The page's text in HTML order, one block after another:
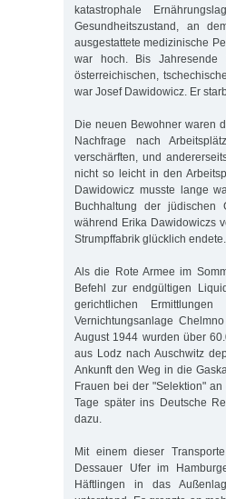
katastrophale
Gesundheitszustand, an
ausgestattete medizinische
war hoch. Bis Jahresende
österreichischen,
war Josef Dawidowicz. Er
Die neuen Bewohner waren
Nachfrage nach
verschärften, und
nicht so leicht in den
Dawidowicz musste lange
Buchhaltung der jüdischen
während Erika Dawidowiczs
Strumpffabrik glücklich endete.
Als die Rote Armee im
Befehl zur endgültigen
gerichtlichen
Vernichtungsanlage
August 1944 wurden über
aus Lodz nach Auschwitz
Ankunft den Weg in die
Frauen bei der "Selektion"
Tage später ins Deutsche
dazu.
Mit einem dieser
Dessauer Ufer im
Häftlingen in das